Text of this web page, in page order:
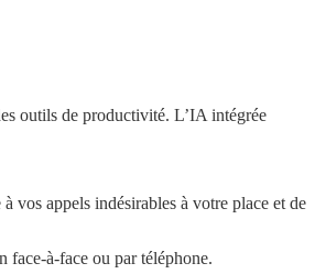
outils de productivité. L’IA intégrée
vos appels indésirables à votre place et de
face-à-face ou par téléphone.